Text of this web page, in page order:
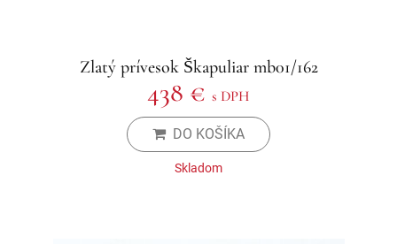
Zlatý prívesok Škapuliar mb01/162
438 € s DPH
DO KOŠÍKA
Skladom